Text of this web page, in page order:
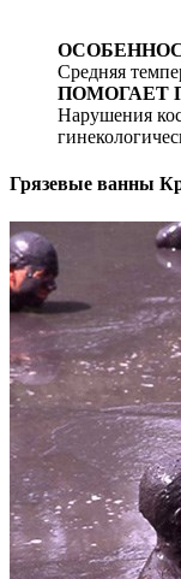
Средняя
ПОМОГАЕТ
Нарушения
Грязевые ванны